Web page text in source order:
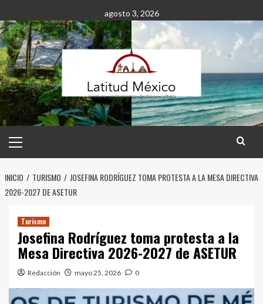
al
contenido
agosto 3, 2026
principal
INICIO TURISMO
JOSEFINA RODRÍGUEZ TOMA PROTESTA A LA MESA DIRECTIVA
2026-2027 DE ASETUR
Turismo
Josefina Rodríguez toma protesta a la
Mesa Directiva 2026-2027 de ASETUR
Redacción mayo 25, 2026 0